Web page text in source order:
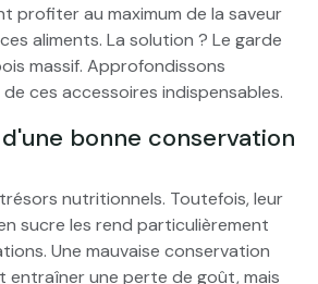
profiter au maximum de la saveur
aliments. La solution ? Le garde
massif. Approfondissons
ces accessoires indispensables.
bonne conservation
nutritionnels. Toutefois, leur
sucre les rend particulièrement
Une mauvaise conservation
entraîner une perte de goût, mais